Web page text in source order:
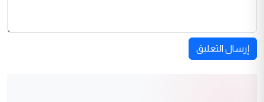
إرسال التعليق